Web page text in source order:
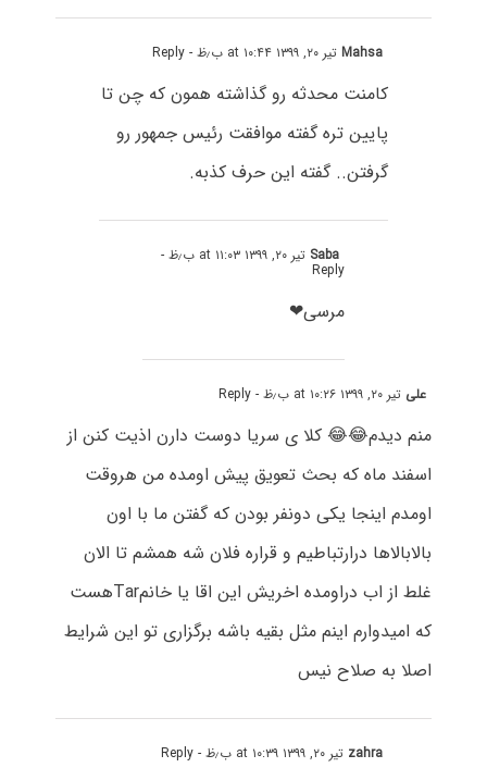
Mahsaتیر ۲۰, ۱۳۹۹ at ۱۰:۴۴ ب٫ظ - Reply
کامنت محدثه رو گذاشته همون که چن تا
پایین تره گفته موافقت رئیس جمهور رو
گرفتن.. گفته این حرف کذبه.
Saba تیر ۲۰, ۱۳۹۹ at ۱۱:۰۳ ب٫ظ -
Reply
مرسی❤
علی تیر ۲۰, ۱۳۹۹ at ۱۰:۲۶ ب٫ظ - Reply
منم دیدم😂😂 کلا ی سریا دوست دارن اذیت کنن از
اسفند ماه که بحث تعویق پیش اومده من هروقت
اومدم اینجا یکی دونفر بودن که گفتن ما با اون
بالابالاها درارتباطیم و قراره فلان شه همشم تا الان
غلط از اب دراومده اخریش این اقا یا خانمTarهست
که امیدوارم اینم مثل بقیه باشه برگزاری تو این شرایط
اصلا به صلاح نیس
zahra تیر ۲۰, ۱۳۹۹ at ۱۰:۳۹ ب٫ظ - Reply